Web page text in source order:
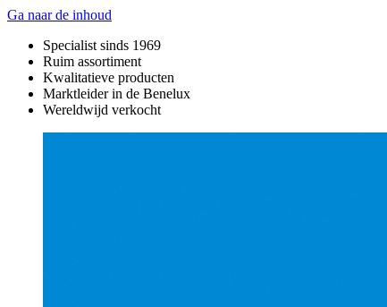
Ga naar de inhoud
Specialist sinds 1969
Ruim assortiment
Kwalitatieve producten
Marktleider in de Benelux
Wereldwijd verkocht